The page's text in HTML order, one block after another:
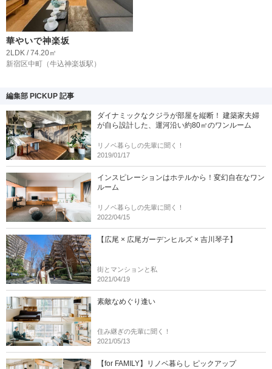
華やいで神楽坂
2LDK / 74.20㎡
新宿区中町 （牛込神楽坂駅）
編集部 PICKUP 記事
ダイナミックなクジラが部屋を縦断！ 建築家夫婦
が自ら設計した、運河沿い約80㎡のワンルーム
リノベ暮らしの先輩に聞く！
2019/01/17
インスピレーションはホテルから！変幻自在なワン
ルーム
リノベ暮らしの先輩に聞く！
2022/04/15
【広尾 × 広尾ガーデンヒルズ × 吉川琴子】
街とマンションと私
2021/04/19
素敵なめぐり逢い
住み継ぎの先輩に聞く！
2021/05/13
【for FAMILY】リノベ暮らし ピックアップ